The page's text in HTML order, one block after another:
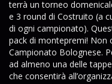
terrà un torneo
e 3 round di Costruito (a
di ogni campionato).
pack di montepremi! Non
Campionato Bolognese.
ad almeno una delle
che consentirà